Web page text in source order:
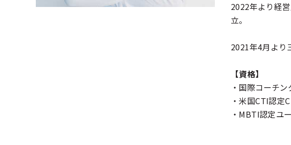
2022年より経
立。
2021年4月より
【資格】
・国際コーチ
・米国CTI認定
・MBTI認定ユ